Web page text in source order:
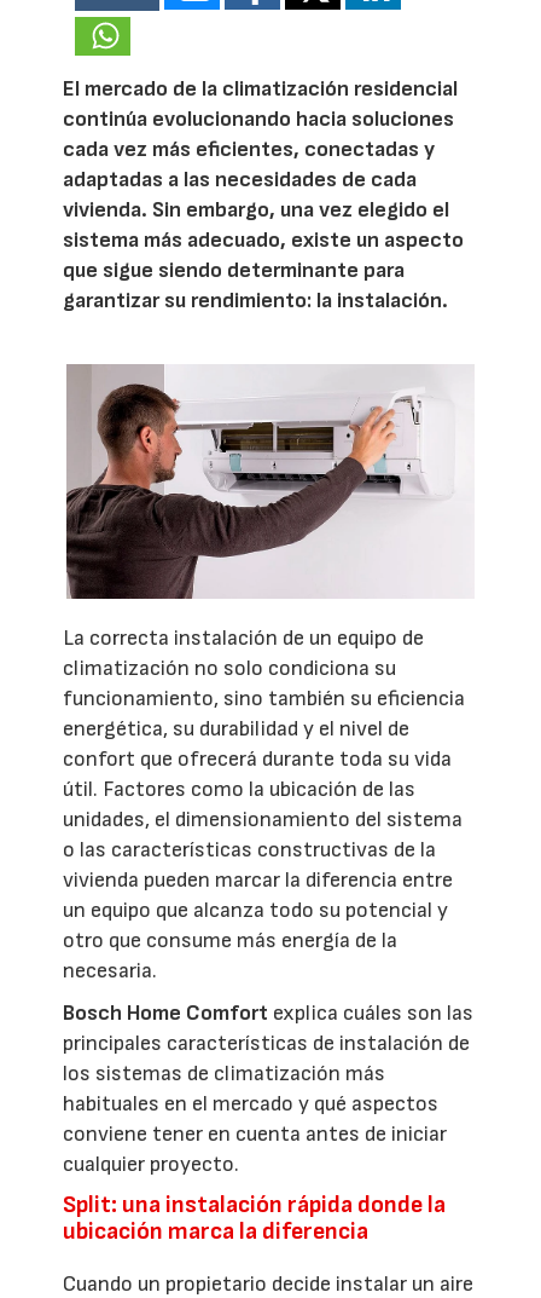
El mercado de la climatización residencial
continúa evolucionando hacia soluciones
cada vez más eficientes, conectadas y
adaptadas a las necesidades de cada
vivienda. Sin embargo, una vez elegido el
sistema más adecuado, existe un aspecto
que sigue siendo determinante para
garantizar su rendimiento: la instalación.
La correcta instalación de un equipo de
climatización no solo condiciona su
funcionamiento, sino también su eficiencia
energética, su durabilidad y el nivel de
confort que ofrecerá durante toda su vida
útil. Factores como la ubicación de las
unidades, el dimensionamiento del sistema
o las características constructivas de la
vivienda pueden marcar la diferencia entre
un equipo que alcanza todo su potencial y
otro que consume más energía de la
necesaria.
Bosch Home Comfort explica cuáles son las
principales características de instalación de
los sistemas de climatización más
habituales en el mercado y qué aspectos
conviene tener en cuenta antes de iniciar
cualquier proyecto.
Split: una instalación rápida donde la
ubicación marca la diferencia
Cuando un propietario decide instalar un aire